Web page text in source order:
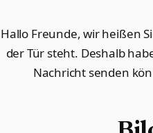
Hallo Freunde, wir heißen
der Tür steht. Deshalb
Nachricht senden